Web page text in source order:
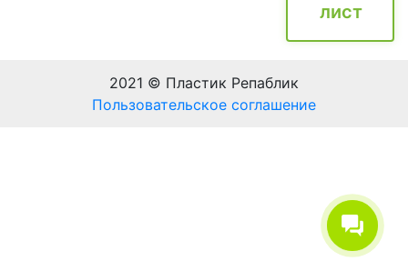
лист
2021 © Пластик Репаблик
Пользовательское соглашение